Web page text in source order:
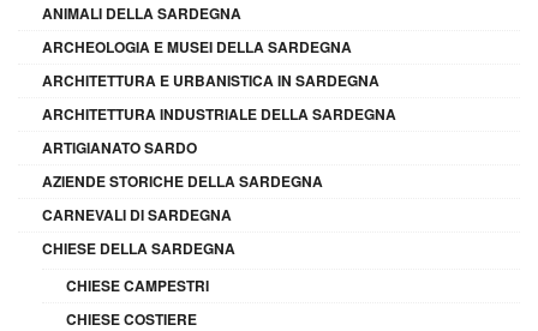
ANIMALI DELLA SARDEGNA
ARCHEOLOGIA E MUSEI DELLA SARDEGNA
ARCHITETTURA E URBANISTICA IN SARDEGNA
ARCHITETTURA INDUSTRIALE DELLA SARDEGNA
ARTIGIANATO SARDO
AZIENDE STORICHE DELLA SARDEGNA
CARNEVALI DI SARDEGNA
CHIESE DELLA SARDEGNA
CHIESE CAMPESTRI
CHIESE COSTIERE